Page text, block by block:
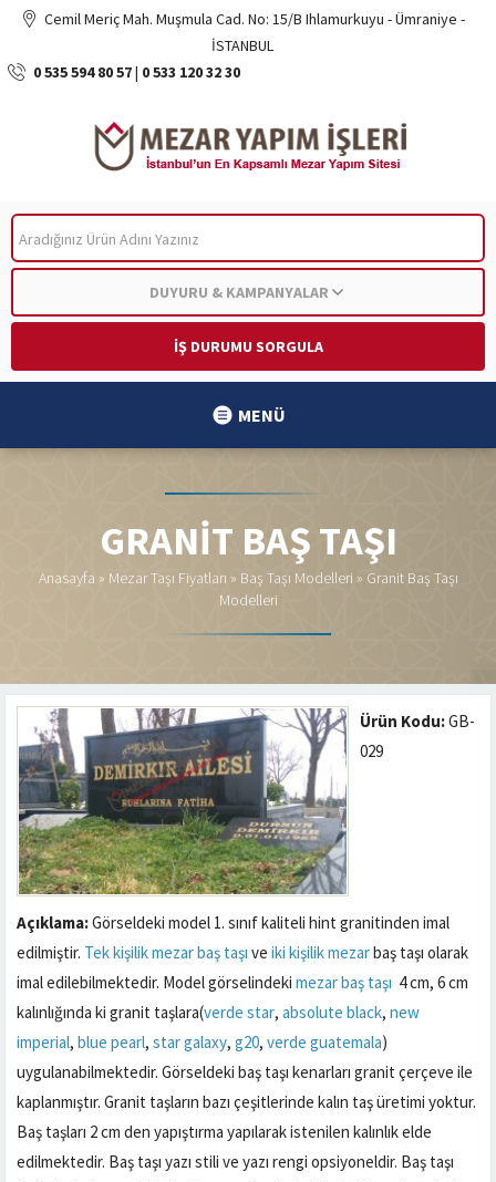
Cemil Meriç Mah. Muşmula Cad. No: 15/B Ihlamurkuyu - Ümraniye -
İSTANBUL
0 535 594 80 57| 0 533 120 32 30
DUYURU & KAMPANYALAR
İŞ DURUMU SORGULA
MENÜ
GRANIT BAŞ TAŞI
Anasayfa » Mezar Taşı Fiyatları » Baş Taşı Modelleri » Granit Baş Taşı
Modelleri
Ürün Kodu:GB-
029
Açıklama:Görseldeki model 1. sınıf kaliteli hint granitinden imal
edilmiştir. Tek kişilik mezarbaş taşı ve iki kişilik mezarbaş taşı olarak
imal edilebilmektedir. Model görselindeki mezar baş taşı 4 cm, 6 cm
kalınlığında ki granit taşlara(verde star, absolute black, new
imperial, blue pearl, star galaxy, g20, verde guatemala)
uygulanabilmektedir. Görseldeki baş taşı kenarları granit çerçeve ile
kaplanmıştır. Granit taşların bazı çeşitlerinde kalın taş üretimi yoktur.
Baş taşları 2 cm den yapıştırma yapılarak istenilen kalınlık elde
edilmektedir. Baş taşı yazı stili ve yazı rengi opsiyoneldir. Baş taşı